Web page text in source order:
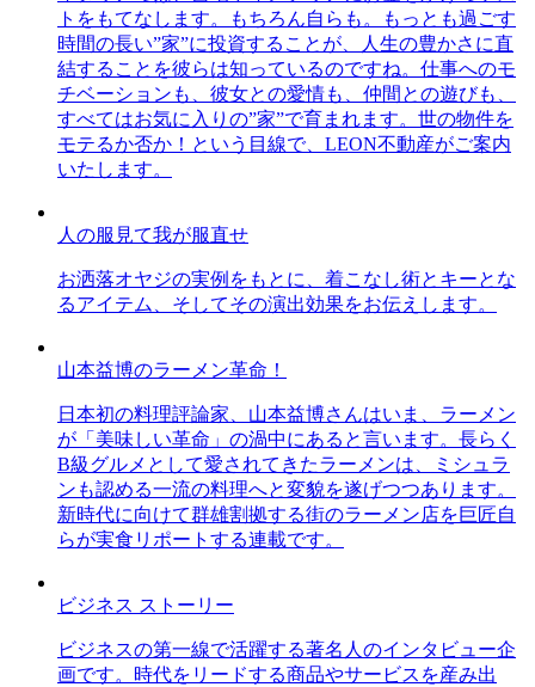
トをもてなします。もちろん自らも。もっとも過ごす
時間の長い”家”に投資することが、人生の豊かさに直
結することを彼らは知っているのですね。仕事へのモ
チベーションも、彼女との愛情も、仲間との遊びも、
すべてはお気に入りの”家”で育まれます。世の物件を
モテるか否か！という目線で、LEON不動産がご案内
いたします。
人の服見て我が服直せ
お洒落オヤジの実例をもとに、着こなし術とキーとな
るアイテム、そしてその演出効果をお伝えします。
山本益博のラーメン革命！
日本初の料理評論家、山本益博さんはいま、ラーメン
が「美味しい革命」の渦中にあると言います。長らく
B級グルメとして愛されてきたラーメンは、ミシュラ
ンも認める一流の料理へと変貌を遂げつつあります。
新時代に向けて群雄割拠する街のラーメン店を巨匠自
らが実食リポートする連載です。
ビジネス ストーリー
ビジネスの第一線で活躍する著名人のインタビュー企
画です。時代をリードする商品やサービスを産み出